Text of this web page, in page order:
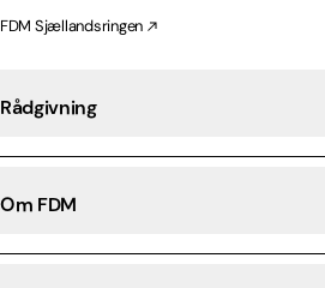
FDM Sjællandsringen
Rådgivning
Om FDM